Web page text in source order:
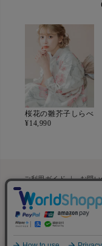
▶ 着用動画はこちら
桜花の雛芥子しらべ
¥14,990
ご利用ガイド ｜ お問い
特定商